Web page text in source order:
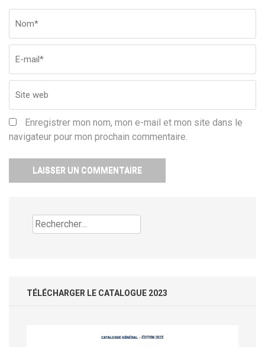
Enregistrer mon nom, mon e-mail et mon site dans le
navigateur pour mon prochain commentaire.
Rechercher :
TÉLÉCHARGER LE CATALOGUE 2023